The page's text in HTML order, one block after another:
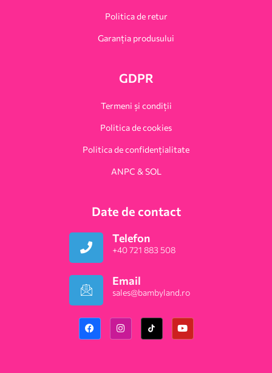
Politica de retur
Garanția produsului
GDPR
Termeni și condiții
Politica de cookies
Politica de confidențialitate
ANPC & SOL
Date de contact
Telefon
+40 721 883 508
Email
sales@bambyland.ro​